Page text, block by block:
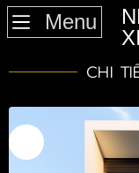
Menu
CHI